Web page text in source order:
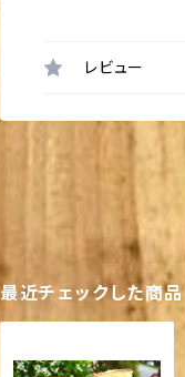
レビュー
最近チェックした商品